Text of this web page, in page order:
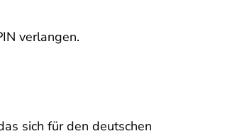
verlangen.
sich für den deutschen